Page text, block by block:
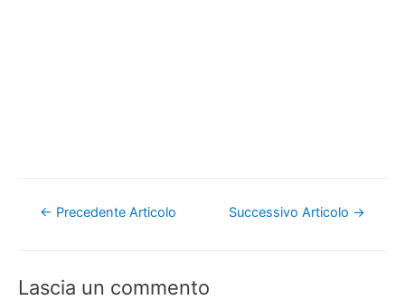
Navigazione
← Precedente Articolo Successivo Articolo →
Lascia un commento